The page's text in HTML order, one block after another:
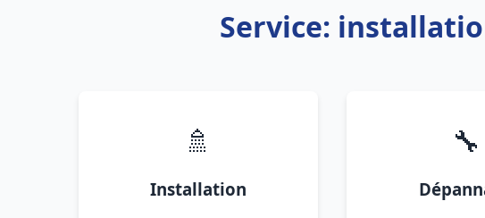
Service:
🚿
Installation
🔧